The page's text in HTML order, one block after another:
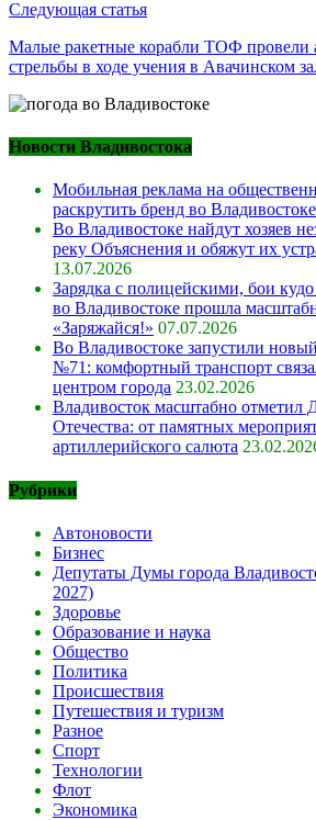
Следующая статья
Малые ракетные корабли ТОФ провели
стрельбы в ходе учения в Авачинском
Новости Владивостока
Мобильная реклама на
раскрутить бренд во Владивостоке
Во Владивостоке найдут хозяев
реку Объяснения и обяжут их
13.07.2026
Зарядка с полицейскими, бои
во Владивостоке прошла
«Заряжайся!» 07.07.2026
Во Владивостоке запустили
№71: комфортный транспорт
центром города 23.02.2026
Владивосток масштабно отметил
Отечества: от памятных
артиллерийского салюта
Рубрики
Автоновости
Бизнес
Депутаты Думы города
2027)
Здоровье
Образование и наука
Общество
Политика
Происшествия
Путешествия и туризм
Разное
Спорт
Технологии
Флот
Экономика